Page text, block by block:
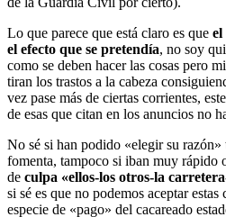
Lo que parece que está claro es que el
el efecto que se pretendía, no soy
como se deben hacer las cosas pero
tiran los trastos a la cabeza
vez pase más de ciertas corrientes,
de esas que citan en los anuncios no
No sé si han podido «elegir su
fomenta, tampoco si iban muy rápido
de culpa «ellos-los otros-la
si sé es que no podemos aceptar
especie de «pago» del cacareado